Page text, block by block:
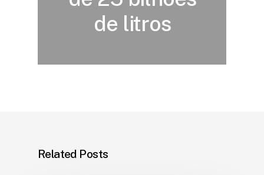
de litros
Related Posts